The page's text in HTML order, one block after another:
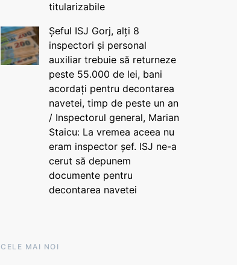
titularizabile
Șeful ISJ Gorj, alți 8
inspectori și personal
auxiliar trebuie să returneze
peste 55.000 de lei, bani
acordați pentru decontarea
navetei, timp de peste un an
/ Inspectorul general, Marian
Staicu: La vremea aceea nu
eram inspector șef. ISJ ne-a
cerut să depunem
documente pentru
decontarea navetei
CELE MAI NOI